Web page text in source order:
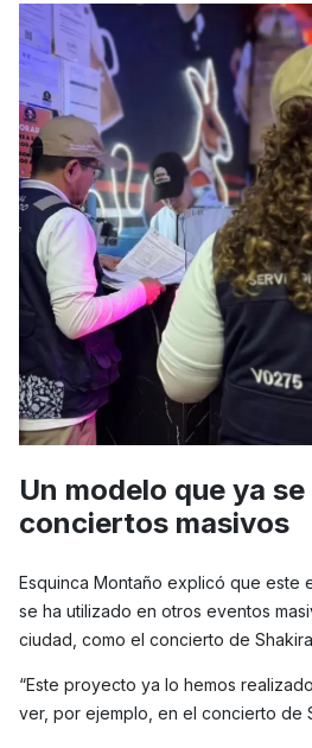
Un modelo que ya
conciertos masivos
Esquinca Montaño explicó que este
se ha utilizado en otros eventos
ciudad, como el concierto de
“Este proyecto ya lo hemos
ver, por ejemplo, en el concierto de